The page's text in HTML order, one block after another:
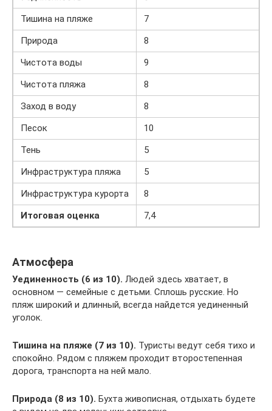
Тишина на пляже
7
Природа
8
Чистота воды
9
Чистота пляжа
8
Заход в воду
8
Песок
10
Тень
5
Инфраструктура пляжа
5
Инфраструктура курорта
8
Итоговая оценка
7,4
Атмосфера
Уединенность (6 из 10). Людей здесь хватает, в
основном — семейные с детьми. Сплошь русские. Но
пляж широкий и длинный, всегда найдется уединенный
уголок.
Тишина на пляже (7 из 10). Туристы ведут себя тихо и
спокойно. Рядом с пляжем проходит второстепенная
дорога, транспорта на ней мало.
Природа (8 из 10). Бухта живописная, отдыхать будете